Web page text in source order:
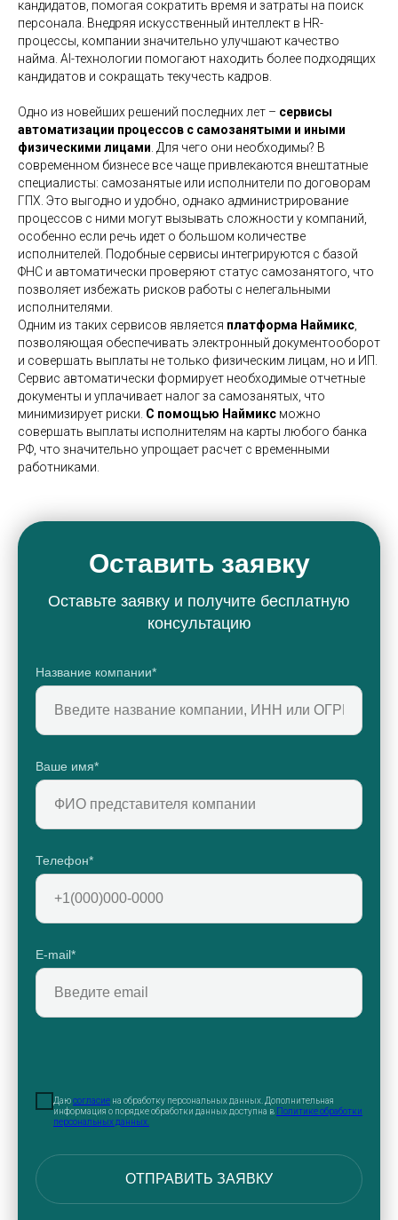
кандидатов, помогая сократить время и затраты на поиск
персонала. Внедряя искусственный интеллект в HR-
процессы, компании значительно улучшают качество
найма. AI-технологии помогают находить более подходящих
кандидатов и сокращать текучесть кадров.
Одно из новейших решений последних лет – сервисы
автоматизации процессов с самозанятыми и иными
физическими лицами . Для чего они необходимы? В
современном бизнесе все чаще привлекаются внештатные
специалисты: самозанятые или исполнители по договорам
ГПХ. Это выгодно и удобно, однако администрирование
процессов с ними могут вызывать сложности у компаний,
особенно если речь идет о большом количестве
исполнителей. Подобные сервисы интегрируются с базой
ФНС и автоматически проверяют статус самозанятого, что
позволяет избежать рисков работы с нелегальными
исполнителями.
Одним из таких сервисов является платформа Наймикс
позволяющая обеспечивать электронный документооборот
и совершать выплаты не только физическим лицам, но и ИП.
Сервис автоматически формирует необходимые отчетные
документы и уплачивает налог за самозанятых, что
минимизирует риски. С помощью Наймикс можно
совершать выплаты исполнителям на карты любого банка
РФ, что значительно упрощает расчет с временными
работниками.
Оставить заявку
Оставьте заявку и получите бесплатную
консультацию
Название компании*
Ваше имя*
Телефон*
E-mail*
Даюсогласие на обработку персональных данных. Дополнительная
информация о порядке обработки данных доступна в Политике обработки
персональных данных.
ОТПРАВИТЬ ЗАЯВКУ